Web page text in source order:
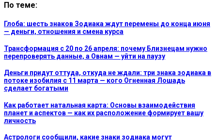
По теме:
Глоба: шесть знаков Зодиака ждут перемены до конца июня
— деньги, отношения и смена курса
Трансформация с 20 по 26 апреля: почему Близнецам нужно
перепроверять данные, а Овнам — уйти на паузу
Деньги придут оттуда, откуда не ждали: три знака зодиака в
потоке изобилия с 11 марта — кого Огненная Лошадь
сделает богатыми
Как работает натальная карта: Основы взаимодействия
планет и аспектов — как их расположение формирует вашу
личность
Астрологи сообщили, какие знаки зодиака могут